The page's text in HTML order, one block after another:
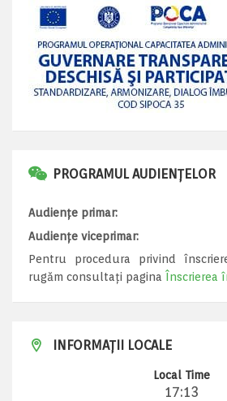
PROGRAMUL AUDIENȚELOR
Audiențe primar:
Audiențe viceprimar:
Pentru procedura privind
rugăm consultați pagina Înscrierea
INFORMAȚII LOCALE
Local Time
17:13